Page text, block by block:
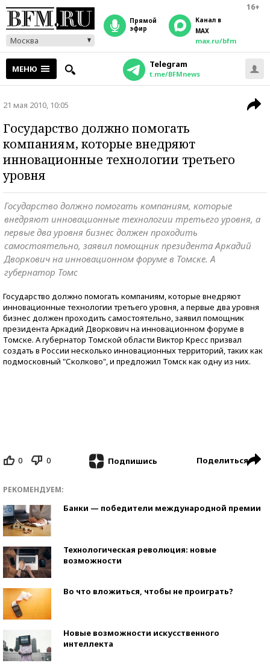
16+
Москва
прямой
эфир
Канал в
MAX
max.ru/bfm
МЕНЮ Telegram
t.me/BFMnews
21 мая 2010, 10:05
Государство должно помогать
компаниям, которые внедряют
инновационные технологии третьего
уровня
Государство должно помогать компаниям, которые
внедряют инновационные технологии третьего уровня, а
первые два уровня бизнес должен проходить
самостоятельно, заявил помощник президента Аркадий
Дворкович на инновационном форуме в Томске. А
губернатор Томс
Государство должно помогать компаниям, которые внедряют
инновационные технологии третьего уровня, а первые два уровня
бизнес должен проходить самостоятельно, заявил помощник
президента Аркадий Дворкович на инновационном форуме в
Томске. А губернатор Томской области Виктор Кресс призвал
создать в России несколько инновационных территорий, таких как
подмосковный "Сколково", и предложил Томск как одну из них.
0 0 Подпишись Поделиться
РЕКОМЕНДУЕМ:
Банки — победители международной премии
Технологическая революция: новые
возможности
Во что вложиться, чтобы не проиграть?
Новые возможности искусственного
интеллекта